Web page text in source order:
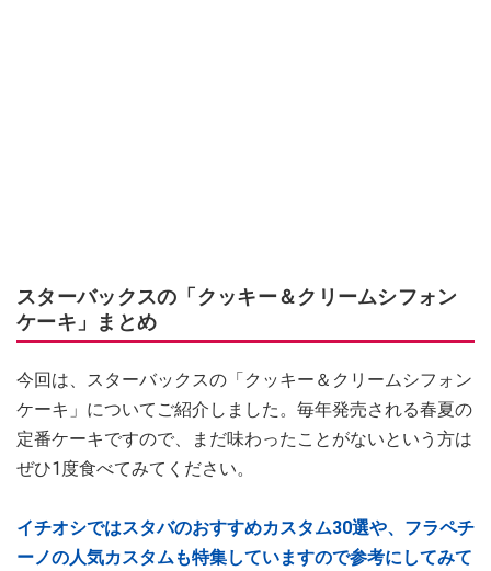
スターバックスの「クッキー＆クリームシフォン
ケーキ」まとめ
今回は、スターバックスの「クッキー＆クリームシフォン
ケーキ」についてご紹介しました。毎年発売される春夏の
定番ケーキですので、まだ味わったことがないという方は
ぜひ1度食べてみてください。
イチオシではスタバのおすすめカスタム30選や、フラペチ
ーノの人気カスタムも特集していますので参考にしてみて